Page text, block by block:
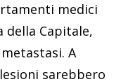
medici
della Capitale,
A
sarebbero